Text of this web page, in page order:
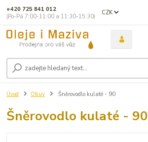
CZK
+420 725 841 012
(Po-Pá 7:00-11:00 a 11:30-15:30)
Úvod Obuv Šněrovodlo kulaté - 90
Šněrovodlo kulaté - 90